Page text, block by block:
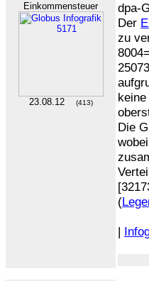
Einkommensteuer
23.08.12 (413)
dpa-
Der
zu
Die
(
|